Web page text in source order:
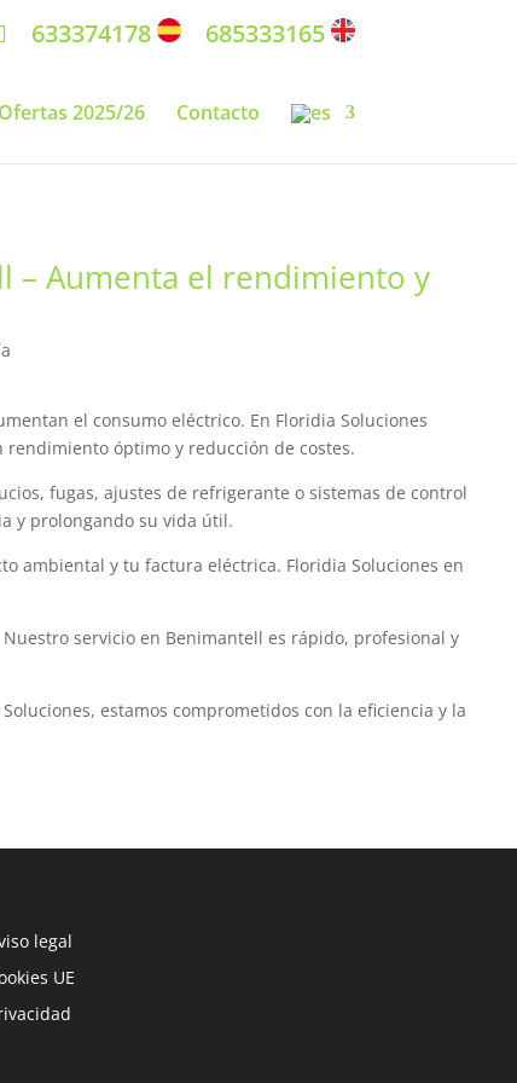
633374178 685333165
Ofertas 2025/26 Contacto
– Aumenta el rendimiento y
el consumo eléctrico. En Floridia Soluciones
óptimo y reducción de costes.
fugas, ajustes de refrigerante o sistemas de control
y prolongando su vida útil.
ambiental y tu factura eléctrica. Floridia Soluciones en
servicio en Benimantell es rápido, profesional y
estamos comprometidos con la eficiencia y la
legal
UE